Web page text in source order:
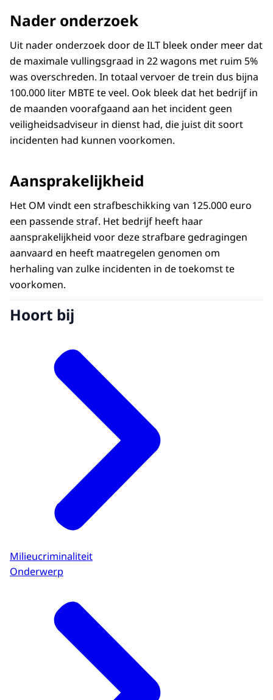
Nader onderzoek
Uit nader onderzoek door de ILT bleek onder meer dat
de maximale vullingsgraad in 22 wagons met ruim 5%
was overschreden. In totaal vervoer de trein dus bijna
100.000 liter MBTE te veel. Ook bleek dat het bedrijf in
de maanden voorafgaand aan het incident geen
veiligheidsadviseur in dienst had, die juist dit soort
incidenten had kunnen voorkomen.
Aansprakelijkheid
Het OM vindt een strafbeschikking van 125.000 euro
een passende straf. Het bedrijf heeft haar
aansprakelijkheid voor deze strafbare gedragingen
aanvaard en heeft maatregelen genomen om
herhaling van zulke incidenten in de toekomst te
voorkomen.
Hoort bij
Milieucriminaliteit
Onderwerp